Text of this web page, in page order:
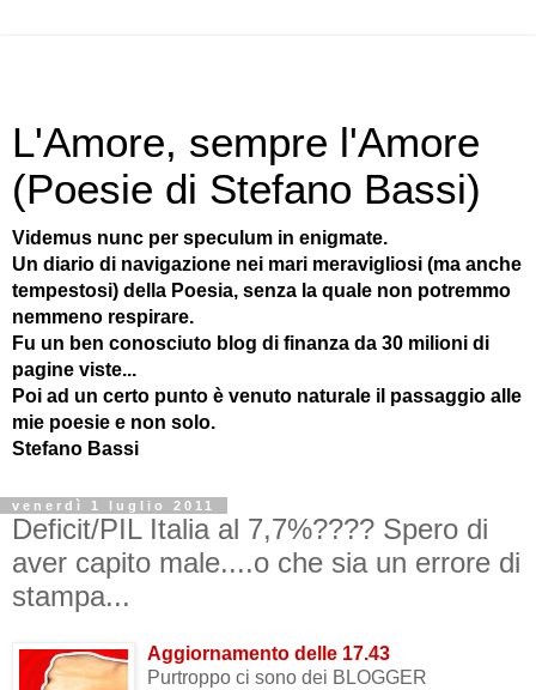
L'Amore, sempre l'Amore
(Poesie di Stefano Bassi)
Videmus nunc per speculum in enigmate.
Un diario di navigazione nei mari meravigliosi (ma anche
tempestosi) della Poesia, senza la quale non potremmo
nemmeno respirare.
Fu un ben conosciuto blog di finanza da 30 milioni di
pagine viste...
Poi ad un certo punto è venuto naturale il passaggio alle
mie poesie e non solo.
Stefano Bassi
venerdì 1 luglio 2011
Deficit/PIL Italia al 7,7%???? Spero di
aver capito male....o che sia un errore di
stampa...
Aggiornamento delle 17.43
Purtroppo ci sono dei BLOGGER